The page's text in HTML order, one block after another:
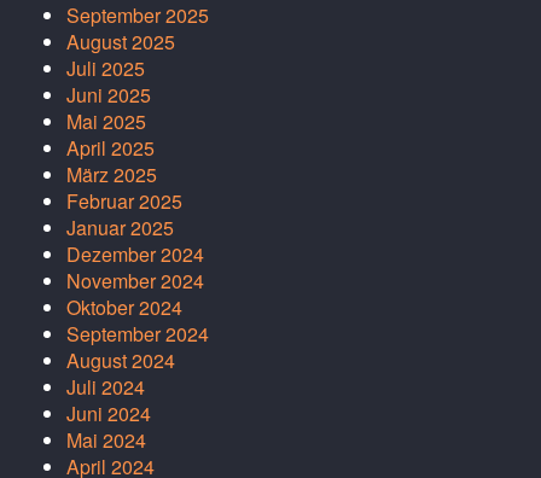
September 2025
August 2025
Juli 2025
Juni 2025
Mai 2025
April 2025
März 2025
Februar 2025
Januar 2025
Dezember 2024
November 2024
Oktober 2024
September 2024
August 2024
Juli 2024
Juni 2024
Mai 2024
April 2024